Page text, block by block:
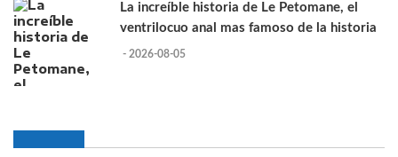
La increíble historia de Le Petomane, el
ventrilocuo anal mas famoso de la historia
- 2026-08-05